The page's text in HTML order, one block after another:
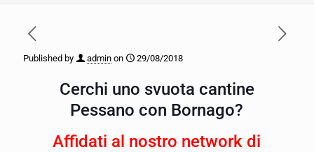
Published by admin on 29/08/2018
Cerchi uno svuota cantine
Pessano con Bornago?
Affidati al nostro network di